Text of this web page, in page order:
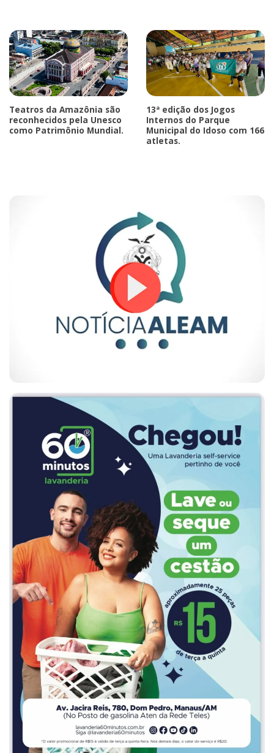
Teatros da Amazônia são
reconhecidos pela Unesco
como Patrimônio Mundial.
13ª edição dos Jogos
Internos do Parque
Municipal do Idoso com 166
atletas.